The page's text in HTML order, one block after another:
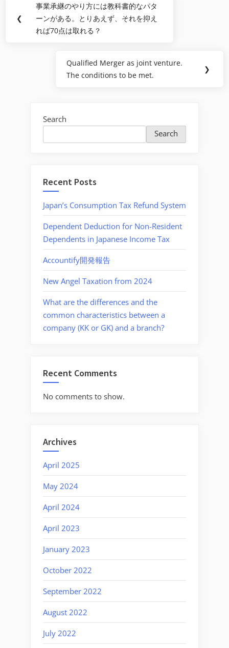
navigation
❮
Previous
Post:
事業承継のやり方には教科書的なパタ
ーンがある。とりあえず、それを抑え
れば70点は取れる？
Next
Post:
Qualified Merger as joint venture.
The conditions to be met.
❯
Search
Search
Recent Posts
Japan’s Consumption Tax Refund System
Dependent Deduction for Non-Resident
Dependents in Japanese Income Tax
Accountify開発報告
New Angel Taxation from 2024
What are the differences and the
common characteristics between a
company (KK or GK) and a branch?
Recent Comments
No comments to show.
Archives
April 2025
May 2024
April 2024
April 2023
January 2023
October 2022
September 2022
August 2022
July 2022